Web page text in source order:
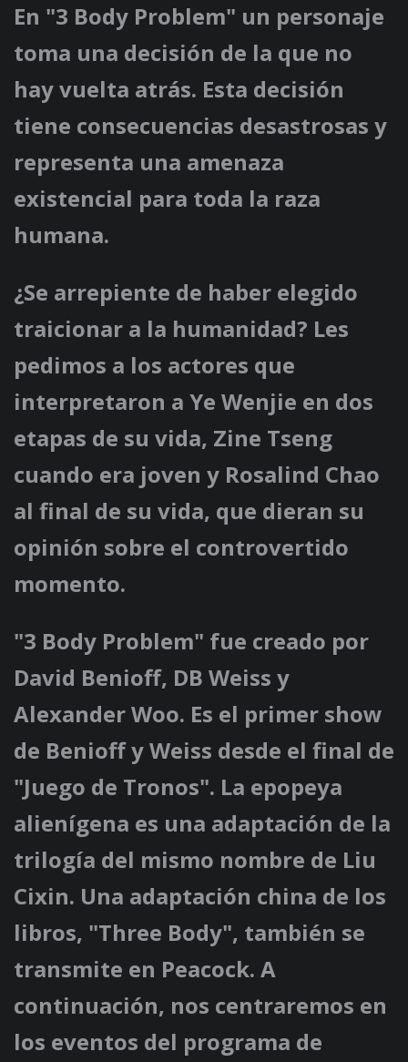
En "3 Body Problem" un personaje
toma una decisión de la que no
hay vuelta atrás. Esta decisión
tiene consecuencias desastrosas y
representa una amenaza
existencial para toda la raza
humana.
¿Se arrepiente de haber elegido
traicionar a la humanidad? Les
pedimos a los actores que
interpretaron a Ye Wenjie en dos
etapas de su vida, Zine Tseng
cuando era joven y Rosalind Chao
al final de su vida, que dieran su
opinión sobre el controvertido
momento.
"3 Body Problem" fue creado por
David Benioff, DB Weiss y
Alexander Woo. Es el primer show
de Benioff y Weiss desde el final de
"Juego de Tronos". La epopeya
alienígena es una adaptación de la
trilogía del mismo nombre de Liu
Cixin. Una adaptación china de los
libros, "Three Body", también se
transmite en Peacock. A
continuación, nos centraremos en
los eventos del programa de